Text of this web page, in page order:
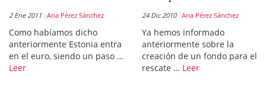
2 Ene 2011 Ana Pérez Sánchez
Como habíamos dicho
anteriormente Estonia entra
en el euro, siendo un paso …
Leer
24 Dic 2010 Ana Pérez Sánchez
Ya hemos informado
anteriormente sobre la
creación de un fondo para el
rescate … Leer